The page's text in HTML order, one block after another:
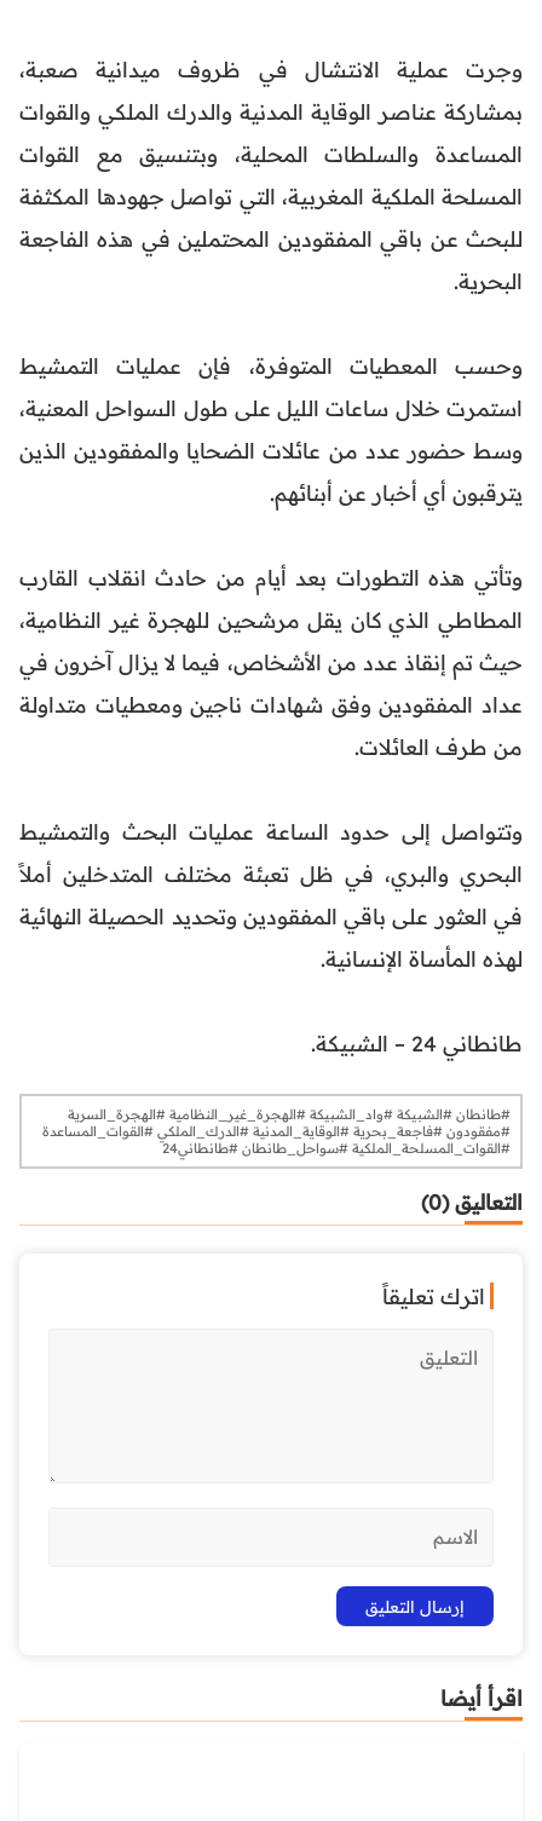
وجرت عملية الانتشال في ظروف ميدانية صعبة،
بمشاركة عناصر الوقاية المدنية والدرك الملكي والقوات
المساعدة والسلطات المحلية، وبتنسيق مع القوات
المسلحة الملكية المغربية، التي تواصل جهودها المكثفة
للبحث عن باقي المفقودين المحتملين في هذه الفاجعة
البحرية.
وحسب المعطيات المتوفرة، فإن عمليات التمشيط
استمرت خلال ساعات الليل على طول السواحل المعنية،
وسط حضور عدد من عائلات الضحايا والمفقودين الذين
يترقبون أي أخبار عن أبنائهم.
وتأتي هذه التطورات بعد أيام من حادث انقلاب القارب
المطاطي الذي كان يقل مرشحين للهجرة غير النظامية،
حيث تم إنقاذ عدد من الأشخاص، فيما لا يزال آخرون في
عداد المفقودين وفق شهادات ناجين ومعطيات متداولة
من طرف العائلات.
وتتواصل إلى حدود الساعة عمليات البحث والتمشيط
البحري والبري، في ظل تعبئة مختلف المتدخلين أملاً
في العثور على باقي المفقودين وتحديد الحصيلة النهائية
لهذه المأساة الإنسانية.
طانطاني 24 – الشبيكة.
#طانطان #الشبيكة #واد_الشبيكة #الهجرة_غير_النظامية #الهجرة_السرية
#مفقودون #فاجعة_بحرية #الوقاية_المدنية #الدرك_الملكي #القوات_المساعدة
#القوات_المسلحة_الملكية #سواحل_طانطان #طانطاني24
التعاليق (0)
اترك تعليقاً
اقرأ أيضا